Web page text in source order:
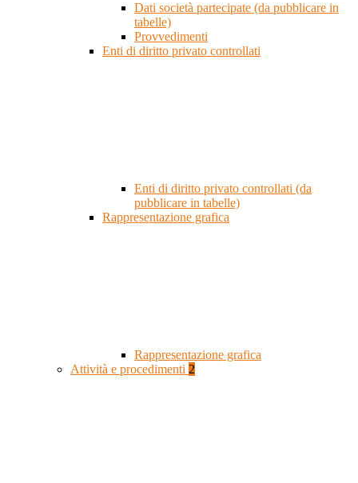
Dati società partecipate (da pubblicare in
tabelle)
Provvedimenti
Enti di diritto privato controllati
Enti di diritto privato controllati (da
pubblicare in tabelle)
Rappresentazione grafica
Rappresentazione grafica
Attività e procedimenti 2